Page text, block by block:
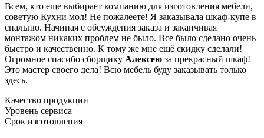
Всем, кто еще выбирает компанию для изготовления мебели,
советую Кухни мол! Не пожалеете! Я заказывала шкаф-купе в
спальню. Начиная с обсуждения заказа и заканчивая
монтажом никаких проблем не было. Все было сделано очень
быстро и качественно. К тому же мне ещё скидку сделали!
Огромное спасибо сборщику Алексею за прекрасный шкаф!
Это мастер своего дела! Всю мебель буду заказывать только
здесь.
Качество продукции
Уровень сервиса
Срок изготовления